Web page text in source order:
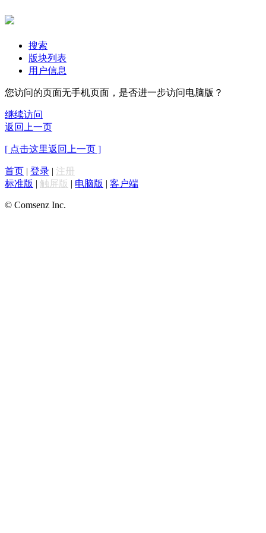
搜索
版块列表
用户信息
您访问的页面无手机页面，是否进一步访问电脑版？
继续访问
返回上一页
[ 点击这里返回上一页 ]
首页 | 登录 | 注册
标准版 | 触屏版 | 电脑版 | 客户端
© Comsenz Inc.